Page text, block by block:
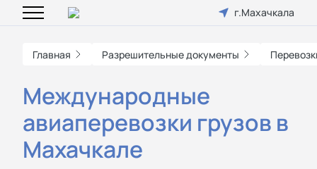
г.Махачкала
Главная Разрешительные документы
Международные
авиаперевозки грузов в
Махачкале